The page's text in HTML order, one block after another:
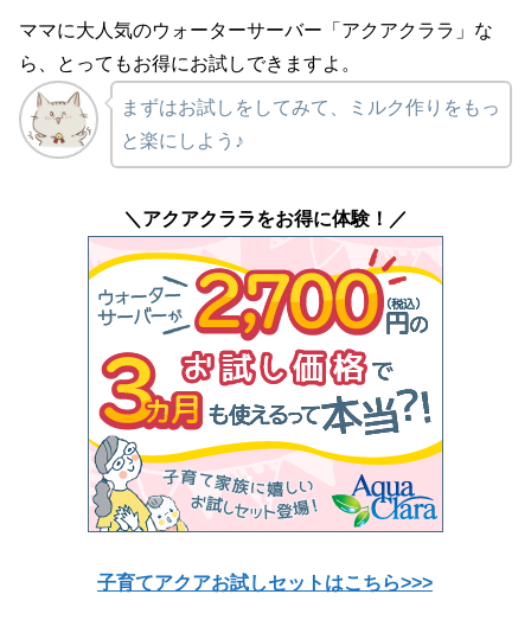
ママに大人気のウォーターサーバー 「アクアクララ」な
ら、とってもお得にお試しできますよ。
まずはお試しをしてみて、ミルク作りをもっ
と楽にしよう♪
＼アクアクララをお得に体験！／
子育てアクアお試しセットはこちら>>>